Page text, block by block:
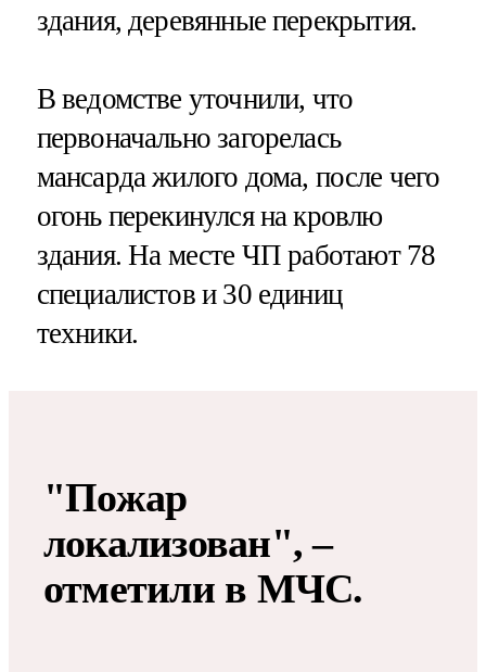
здания, деревянные перекрытия.
В ведомстве уточнили, что
первоначально загорелась
мансарда жилого дома, после чего
огонь перекинулся на кровлю
здания. На месте ЧП работают 78
специалистов и 30 единиц
техники.
"Пожар
локализован", –
отметили в МЧС.